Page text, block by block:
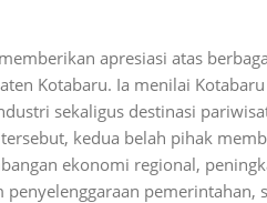
apresiasi atas
Kotabaru. Ia menilai
sekaligus destinasi
kedua belah pihak
ekonomi regional,
penyelenggaraan pemerintahan,